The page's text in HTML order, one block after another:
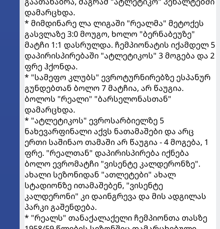
დამარცხდა.
* მიმდინარე ლა ლიგაში "რეალმა" მეტოქეს
გასვლაზე 3:0 მოუგო, ხოლო "ბერნაბეუზე"
მატჩი 1:1 დასრულდა. ჩემპიონატის იქამდელ 5
დაპირისპირებაში "ატლეტიკოს" 3 მოგება და 2
ფრე ჰქონდა.
* "სამეფო კლუბს" ევროტურნირებზე ესპანურ
გუნდებთან ბოლო 7 მატჩია, არ წაუგია.
ბოლოს "რეალი" "ბარსელონასთან"
დამარცხდა.
* "ატლეტიკოს" ევროსარბიელზე 5
ნახევარფინალი აქვს ნათამაშები და არც
ერთი საშინაო თამაში არ წაუგია - 4 მოგება, 1
ფრე. "რეალთან" დაპირისპირება იქნება
ბოლო ევრომატჩი "ვისენტე კალდერონზე".
ახალი სეზონიდან "ათლეტები" ახალ
სტადიონზე ითამაშებენ, "ვისენტე
კალდერონი" კი დაინგრევა და მის ადგილას
პარკი გაშენდება.
* "რეალს" თანაქალაქელი ჩემპიონთა თასზე